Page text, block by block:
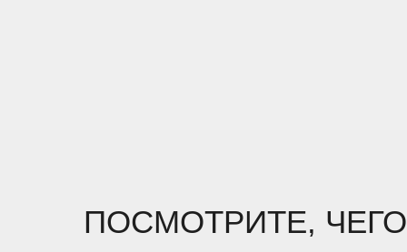
ПОСМОТРИТЕ,